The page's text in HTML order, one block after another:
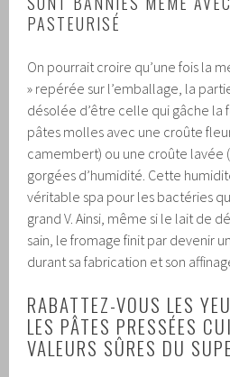
PASTEURISÉ
On pourrait croire qu’une fois la
» repérée sur l’emballage, la
désolée d’être celle qui gâche la
pâtes molles avec une croûte
camembert) ou une croûte lavée
gorgées d’humidité. Cette
véritable spa pour les bactéries
grand V. Ainsi, même si le lait de
sain, le fromage finit par devenir
durant sa fabrication et son
RABATTEZ-VOUS LES
LES PÂTES PRESSÉES
VALEURS SÛRES DU